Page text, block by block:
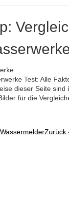
Test: Alle
dieser Seite
für die
Zurück